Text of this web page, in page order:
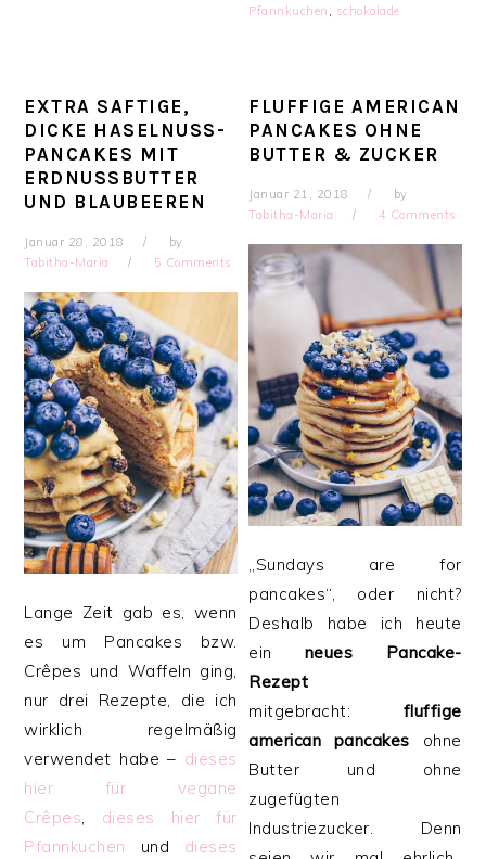
Pfannkuchen , schokolade
EXTRA SAFTIGE,
DICKE HASELNUSS-
PANCAKES MIT
ERDNUSSBUTTER
UND BLAUBEEREN
Januar 28, 2018
by
Tabitha-Maria
5 Comments
Lange Zeit gab es, wenn
es um Pancakes bzw.
Crêpes und Waffeln ging,
nur drei Rezepte, die ich
wirklich regelmäßig
verwendet habe – dieses
hier für vegane
Crêpes, dieses hier für
Pfannkuchen und dieses
FLUFFIGE AMERICAN
PANCAKES OHNE
BUTTER & ZUCKER
Januar 21, 2018
by
Tabitha-Maria
4 Comments
„Sundays are for
pancakes“, oder nicht?
Deshalb habe ich heute
ein neues Pancake-
Rezept
mitgebracht: fluffige
american pancakes ohne
Butter und ohne
zugefügten
Industriezucker. Denn